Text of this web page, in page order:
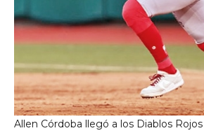
Allen Córdoba llegó a los Diablos